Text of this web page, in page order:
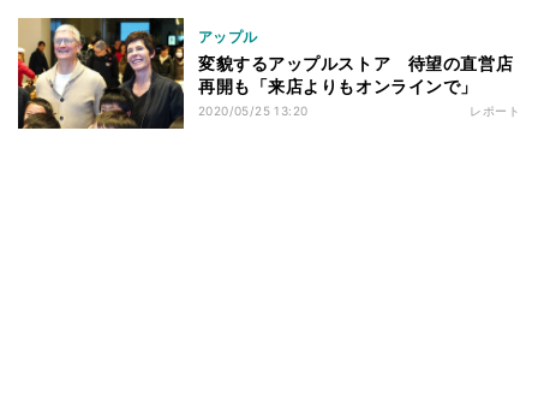
アップル
変貌するアップルストア 待望の直営店
再開も「来店よりもオンラインで」
2020/05/25 13:20 レポート